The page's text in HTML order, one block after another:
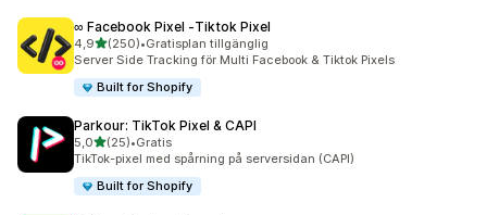
∞ Facebook Pixel ‑Tiktok Pixel
4,9av 5 stjärnor
(250)
250 recensioner totalt
•Gratisplan tillgänglig
Server Side Tracking för Multi Facebook & Tiktok Pixels
Built for Shopify
Parkour: TikTok Pixel & CAPI
5,0av 5 stjärnor
(25)
25 recensioner totalt
•Gratis
TikTok-pixel med spårning på serversidan (CAPI)
Built for Shopify